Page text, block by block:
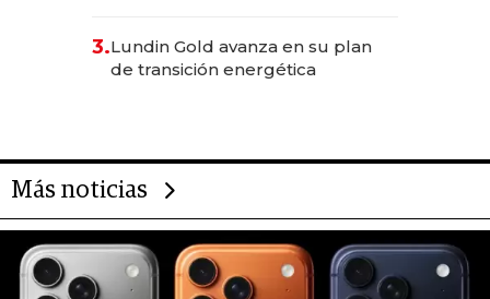
3.Lundin Gold avanza en su plan
de transición energética
Más noticias